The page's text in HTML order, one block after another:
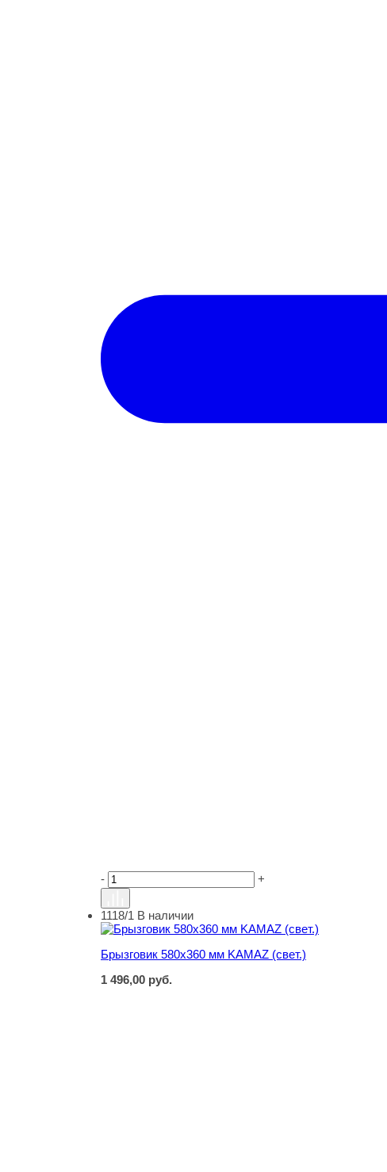
- +
Брызговик 580х360 мм KAMAZ (свет.)
1118/1 В наличии
Брызговик 580х360 мм KAMAZ (свет.)
1 496,00 руб.